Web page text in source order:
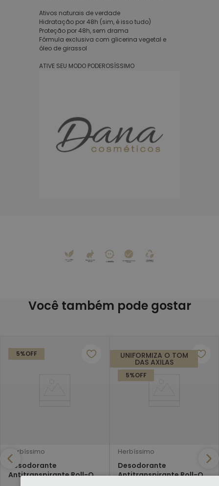
Ativos naturais de verdade
Hidratação por 48h (sim, é isso tudo)
Proteção por 48h, sem drama
Fórmula exclusiva com glicerina vegetal e
óleo de girassol
ATIVE SEU MODO PODEROSÍSSIMO
Você também pode gostar
5%OFF
Herbíssimo
Desodorante
Antitranspirante Roll-On
UNIFORMIZA O TOM
DAS AXILAS
5%OFF
Herbíssimo
Desodorante
Antitranspirante Roll-On